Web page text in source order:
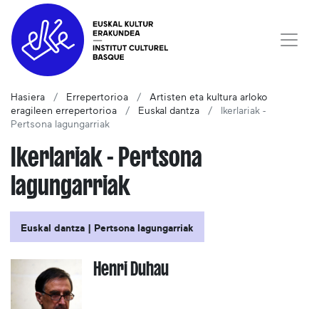
Hasiera Errepertorioa
Artisten eta kultura arloko
eragileen errepertorioa
Euskal dantza
Ikerlariak -
Pertsona lagungarriak
Ikerlariak - Pertsona
lagungarriak
Euskal dantza | Pertsona lagungarriak
Henri Duhau